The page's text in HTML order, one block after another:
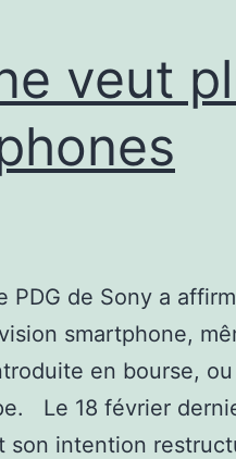
veut
PDG de Sony a
smartphone,
en bourse,
Le 18 février
son intention